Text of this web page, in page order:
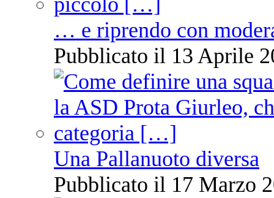
… e riprendo con
Pubblicato il 13 Aprile
Una Pallanuoto diversa
Pubblicato il 17 Marzo